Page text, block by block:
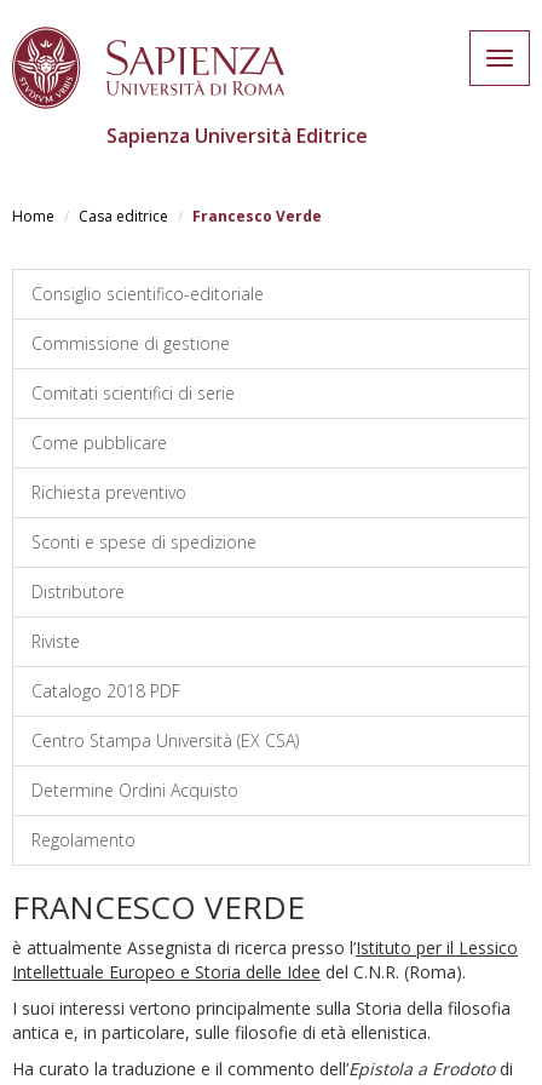
main
Sapienza Università Editrice
Home Casa editrice Francesco Verde
Consiglio scientifico-editoriale
Commissione di gestione
Comitati scientifici di serie
Come pubblicare
Richiesta preventivo
Sconti e spese di spedizione
Distributore
Riviste
Catalogo 2018 PDF
Centro Stampa Università (EX CSA)
Determine Ordini Acquisto
Regolamento
FRANCESCO VERDE
è attualmente Assegnista di ricerca presso l’Istituto per il Lessico
Intellettuale Europeo e Storia delle Idee del C.N.R. (Roma).
I suoi interessi vertono principalmente sulla Storia della filosofia
antica e, in particolare, sulle filosofie di età ellenistica.
Ha curato la traduzione e il commento dell’Epistola a Erodotodi